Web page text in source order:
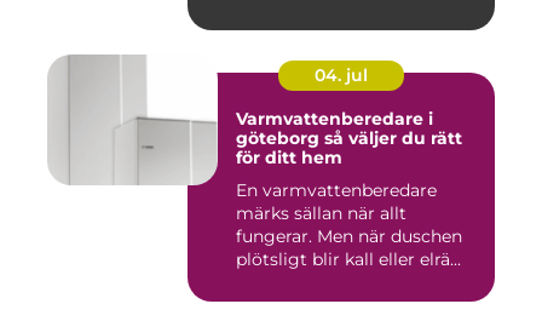
04. jul
Varmvattenberedare i
göteborg så väljer du rätt
för ditt hem
En varmvattenberedare
märks sällan när allt
fungerar. Men när duschen
plötsligt blir kall eller elrä...